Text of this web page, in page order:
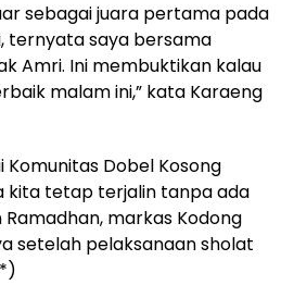
sebagai juara pertama pada
ternyata saya bersama
Amri. Ini membuktikan kalau
malam ini,” kata Karaeng
Dobel Kosong
kita tetap terjalin tanpa ada
Ramadhan, markas Kodong
setelah pelaksanaan sholat